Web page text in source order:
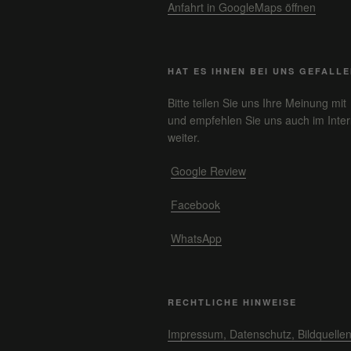
Anfahrt in GoogleMaps öffnen
HAT ES IHNEN BEI UNS
Bitte teilen Sie uns Ihre Meinung mit
und empfehlen Sie uns auch im
weiter.
Google Review
Facebook
WhatsApp
RECHTLICHE HINWEISE
Impressum, Datenschutz, Bildquellen